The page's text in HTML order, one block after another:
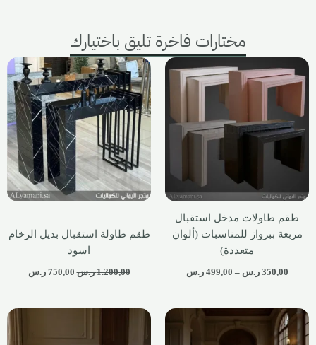
مختارات فاخرة تليق باختيارك
طقم طاولات مدخل استقبال
مربعة ببرواز للمناسبات (ألوان
متعددة)
350,00 ر.س –
499,00 ر.س
طقم طاولة استقبال بديل الرخام
اسود
1.200,00 ر.س 750,00 ر.س